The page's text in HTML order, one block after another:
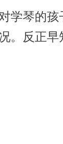
学琴的
。反正早